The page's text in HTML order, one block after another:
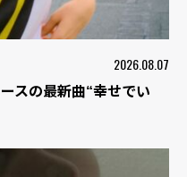
2026.08.07
スの最新曲“幸せでい